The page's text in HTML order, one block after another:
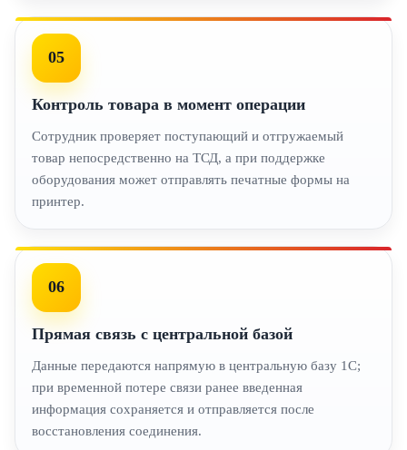
05
Контроль товара в момент операции
Сотрудник проверяет поступающий и отгружаемый
товар непосредственно на ТСД, а при поддержке
оборудования может отправлять печатные формы на
принтер.
06
Прямая связь с центральной базой
Данные передаются напрямую в центральную базу 1С;
при временной потере связи ранее введенная
информация сохраняется и отправляется после
восстановления соединения.